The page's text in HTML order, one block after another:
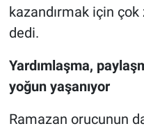
kazandırmak için
dedi.
Yardımlaşma,
yoğun yaşanıyor
Ramazan orucunun